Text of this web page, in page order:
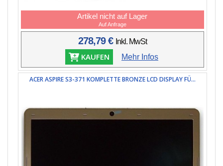
Artikel nicht auf Lager
Auf Anfrage
278,79 € Inkl. MwSt
KAUFEN Mehr Infos
ACER ASPIRE S3-371 KOMPLETTE BRONZE LCD DISPLAY FÜ...